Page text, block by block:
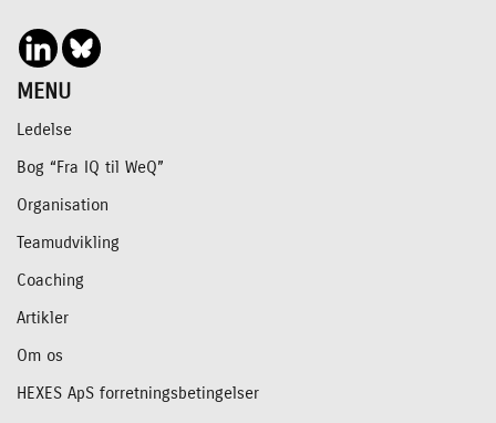
MENU
Ledelse
Bog “Fra IQ til WeQ”
Organisation
Teamudvikling
Coaching
Artikler
Om os
HEXES ApS forretningsbetingelser